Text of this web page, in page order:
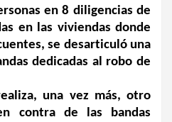
en 8 diligencias de
en las viviendas donde
se desarticuló una
dedicadas al robo de
una vez más, otro
contra de las bandas